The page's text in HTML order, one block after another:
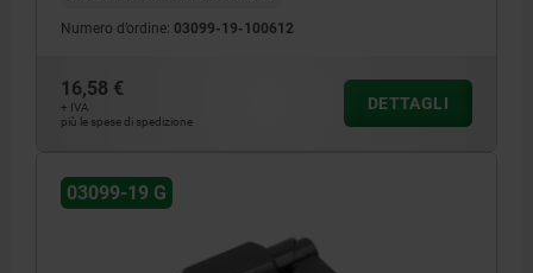
Numero d’ordine: 03099-19-100612
16,58 €
+ IVA
più le spese di spedizione
DETTAGLI
03099-19 G